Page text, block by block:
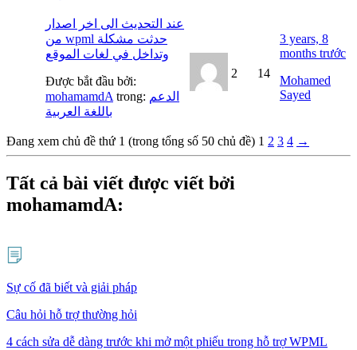
عند التحديث الى اخر اصدار
من wpml حدثت مشكلة
وتداخل في لغات الموقع
Được bắt đầu bởi:
mohamamdA trong: الدعم
باللغة العربية
2 14
3 years, 8
months trước
Mohamed
Sayed
Đang xem chủ đề thứ 1 (trong tổng số 50 chủ đề) 1 2 3 4 →
Tất cả bài viết được viết bởi
mohamamdA:
Sự cố đã biết và giải pháp
Câu hỏi hỗ trợ thường hỏi
4 cách sửa dễ dàng trước khi mở một phiếu trong hỗ trợ WPML